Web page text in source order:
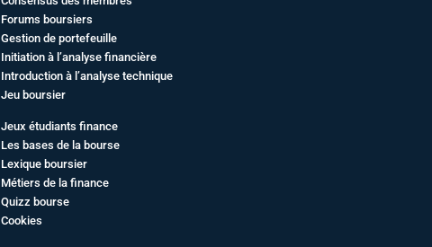
Forums boursiers
Gestion de portefeuille
Initiation à l’analyse financière
Introduction à l’analyse technique
Jeu boursier
Jeux étudiants finance
Les bases de la bourse
Lexique boursier
Métiers de la finance
Quizz bourse
Cookies